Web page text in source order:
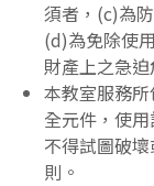
須者，(c)為
(d)為免除使
財產上之急迫
本教室服務
全元件，使
不得試圖破
則。